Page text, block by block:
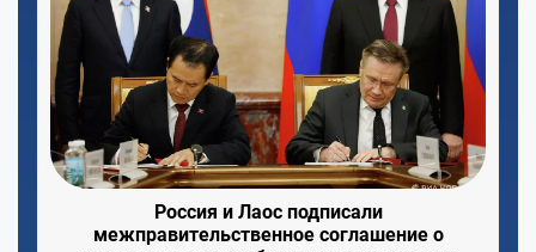
Россия и Лаос подписали
межправительственное соглашение о